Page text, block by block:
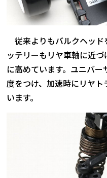
従来よりもバルクヘッ
ッテリーもリヤ車軸に近
に高めています。ユニバ
度をつけ、加速時にリヤ
います。